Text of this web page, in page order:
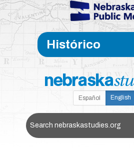
Skip to main content
Histórico
Español English
Search Nebraska Studies